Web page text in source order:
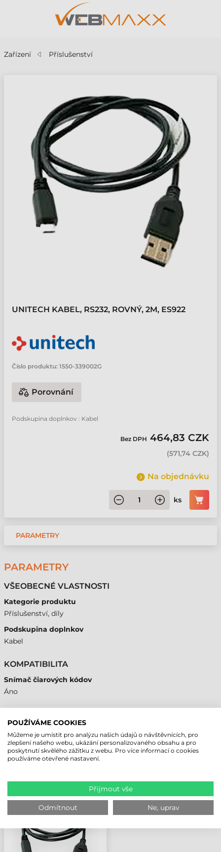
Zařízení Příslušenství
UNITECH KABEL, RS232, ROVNÝ, 2M, ES922
Číslo produktu: 1550-339002G
Porovnání
Podskupina doplnkov : Kabel
Bez DPH 464,83 CZK
(571,74 CZK)
Na objednávku
ks
PARAMETRY
PARAMETRY
VŠEOBECNÉ VLASTNOSTI
Kategorie produktu
Příslušenství, díly
Podskupina doplnkov
Kabel
KOMPATIBILITA
Snímač čiarových kódov
Áno
NAPOSLEDY PROHLÍŽENÉ PRODUKTY
ROVNÝ, 2M, ES922
POUŽÍVÁME COOKIES
Můžeme je umístit pro analýzu našich údajů o návštěvnících, pro
zlepšení našeho webu, ukázání personalizovaného obsahu a pro
poskytnutí skvělého zážitku z webu. Pro více informací o cookies
používáme otevřené nastavení.
Přijmout vše
Odmítnout Ne, uprav